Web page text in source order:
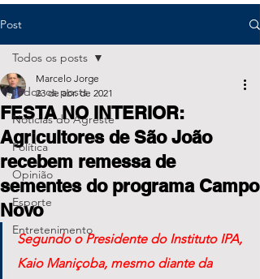
Post
Todos os posts
Notícias do Agreste
Política
Opinião
Esporte
Entretenimento
Todos os posts
FESTA NO INTERIOR:
Agricultores de São João
recebem remessa de
sementes do programa Campo
Novo
Marcelo Jorge
23 de abr. de 2021
Segundo o Presidente do Instituto IPA,
Kaio Maniçoba, mesmo diante da